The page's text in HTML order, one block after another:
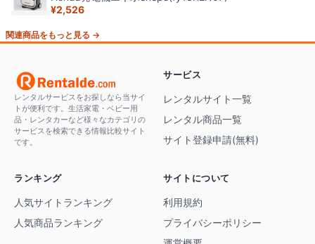
¥2,526
関連商品をもっと見る →
レンタルサービスをお探しなら当サイ
トが便利です。生活家電・ベビー用
品・レンタカーなど様々なカテゴリの
サービスを検索できる情報比較サイト
です。
サービス
レンタルサイト一覧
レンタル商品一覧
サイト登録申請(無料)
ランキング
人気サイトランキング
人気商品ランキング
サイトについて
利用規約
プライバシーポリシー